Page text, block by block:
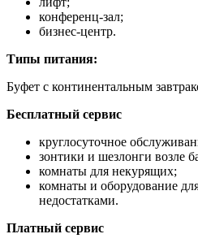
конференц-зал;
бизнес-центр.
Типы питания:
Буфет с континентальным
Бесплатный сервис
круглосуточное
зонтики и шезлонги возле
комнаты для некурящих;
комнаты и оборудование
недостатками.
Платный сервис